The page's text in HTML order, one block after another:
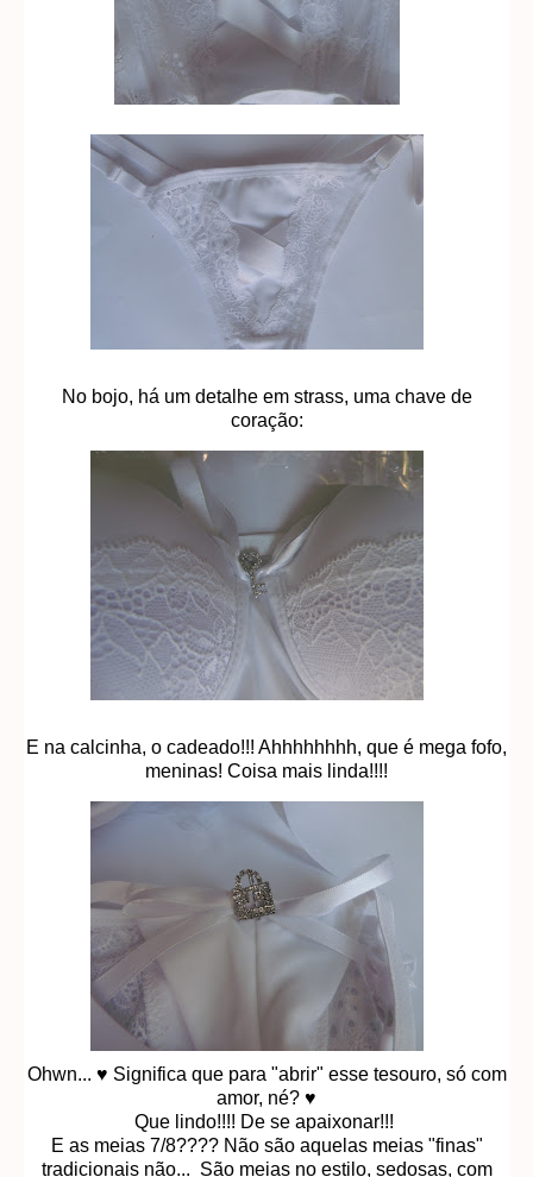
No bojo, há um detalhe em strass, uma chave de
coração:
E na calcinha, o cadeado!!! Ahhhhhhhh, que é mega fofo,
meninas! Coisa mais linda!!!!
Ohwn... ♥ Significa que para "abrir" esse tesouro, só com
amor, né? ♥
Que lindo!!!! De se apaixonar!!!
E as meias 7/8???? Não são aquelas meias "finas"
tradicionais não... São meias no estilo, sedosas, com